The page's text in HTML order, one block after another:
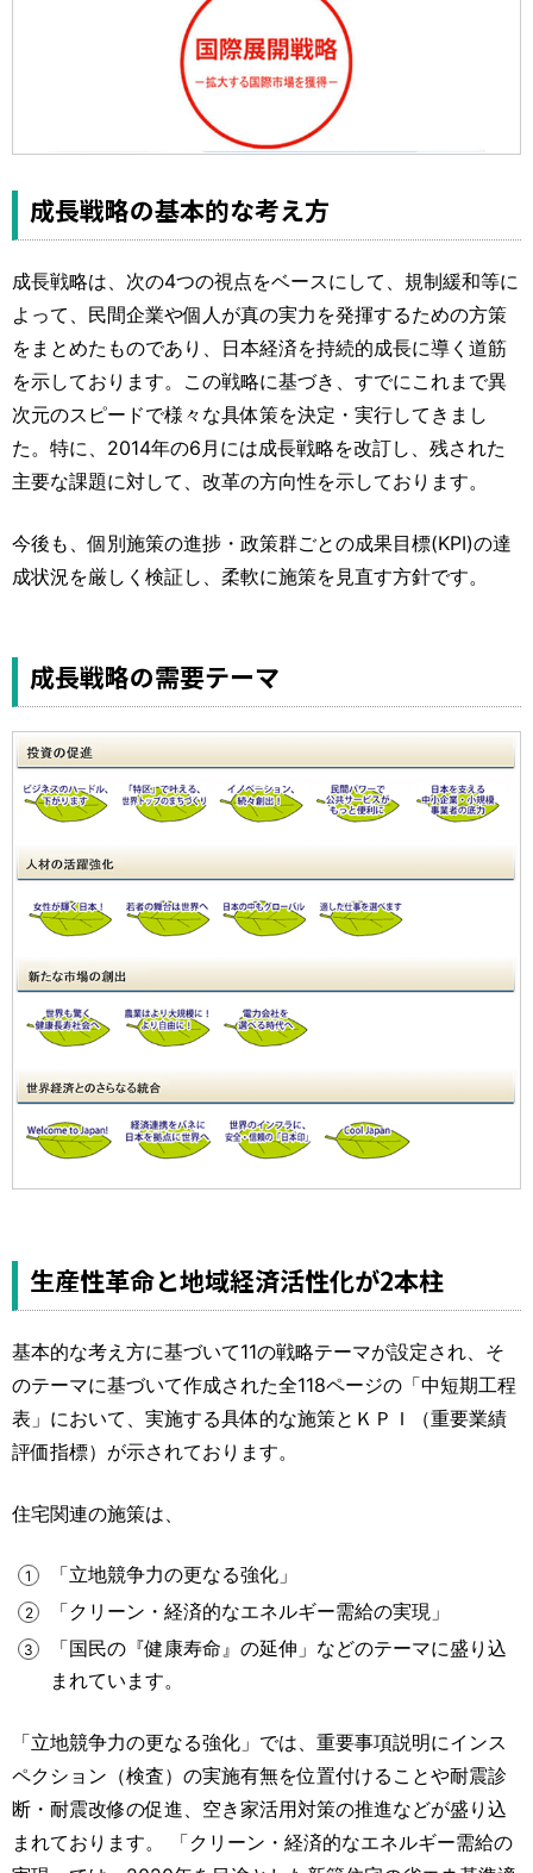
成長戦略の基本的な考え方
成長戦略は、次の4つの視点をベースにして、規制緩和等に
よって、民間企業や個人が真の実力を発揮するための方策
をまとめたものであり、日本経済を持続的成長に導く道筋
を示しております。この戦略に基づき、すでにこれまで異
次元のスピードで様々な具体策を決定・実行してきまし
た。特に、2014年の6月には成長戦略を改訂し、残された
主要な課題に対して、改革の方向性を示しております。
今後も、個別施策の進捗・政策群ごとの成果目標(KPI)の達
成状況を厳しく検証し、柔軟に施策を見直す方針です。
成長戦略の需要テーマ
生産性革命と地域経済活性化が2本柱
基本的な考え方に基づいて11の戦略テーマが設定され、そ
のテーマに基づいて作成された全118ページの「中短期工程
表」において、実施する具体的な施策とＫＰＩ（重要業績
評価指標）が示されております。
住宅関連の施策は、
「立地競争力の更なる強化」
「クリーン・経済的なエネルギー需給の実現」
「国民の『健康寿命』の延伸」などのテーマに盛り込
まれています。
「立地競争力の更なる強化」では、重要事項説明にインス
ペクション（検査）の実施有無を位置付けることや耐震診
断・耐震改修の促進、空き家活用対策の推進などが盛り込
まれております。 「クリーン・経済的なエネルギー需給の